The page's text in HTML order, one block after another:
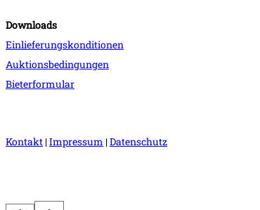
Downloads
Einlieferungskonditionen
Auktionsbedingungen
Bieterformular
Kontakt |Impressum |Datenschutz